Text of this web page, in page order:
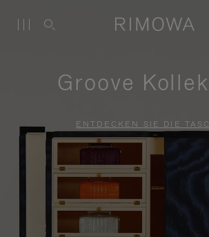
Groove
ENTDECKEN SIE DIE